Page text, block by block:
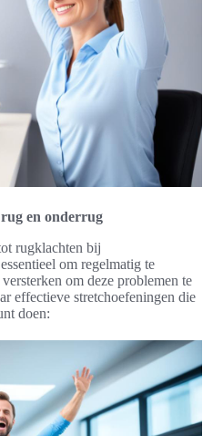
en onderrug
rugklachten bij
om regelmatig te
om deze problemen te
effectieve stretchoefeningen die
doen: